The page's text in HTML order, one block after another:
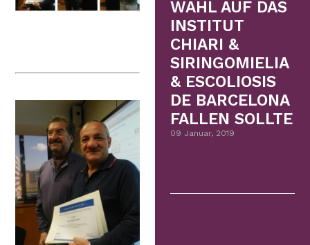
WAHL AUF DAS
INSTITUT
CHIARI &
SIRINGOMIELIA
& ESCOLIOSIS
DE BARCELONA
FALLEN SOLLTE
09 Januar, 2019